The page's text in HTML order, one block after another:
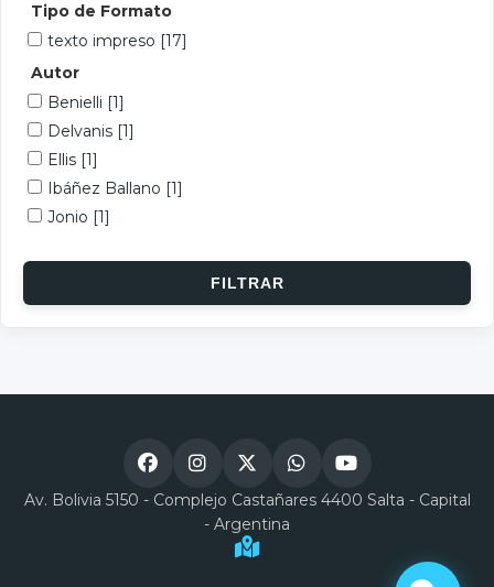
Tipo de Formato
texto impreso [17]
Autor
Benielli [1]
Delvanis [1]
Ellis [1]
Ibáñez Ballano [1]
Jonio [1]
Av. Bolivia 5150 - Complejo Castañares 4400 Salta - Capital
- Argentina